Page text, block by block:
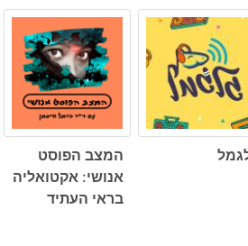
המצב הפוסט
אנושי: אקטואליה
בראי העתיד